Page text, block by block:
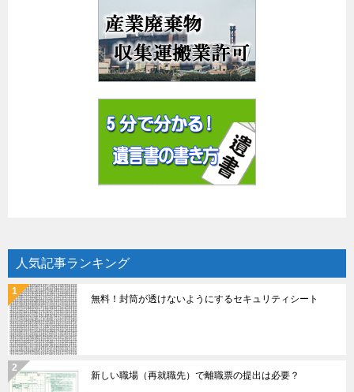
人気記事ランキング
無料！封筒が透けないようにするセキュリティシート
新しい職場（再就職先）で離職票の提出は必要？